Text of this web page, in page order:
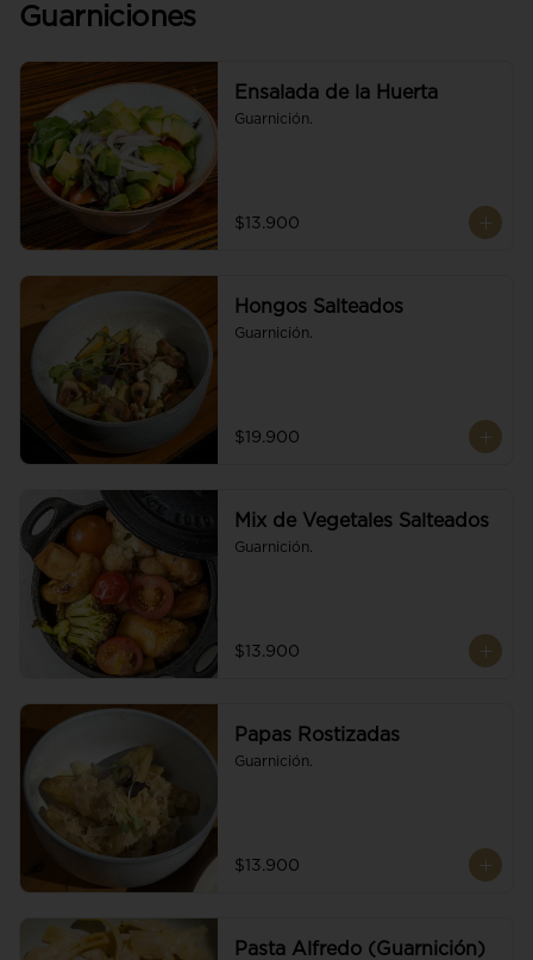
Guarniciones
Ensalada de la Huerta
Guarnición.
$13.900
Hongos Salteados
Guarnición.
$19.900
Mix de Vegetales Salteados
Guarnición.
$13.900
Papas Rostizadas
Guarnición.
$13.900
Pasta Alfredo (Guarnición)